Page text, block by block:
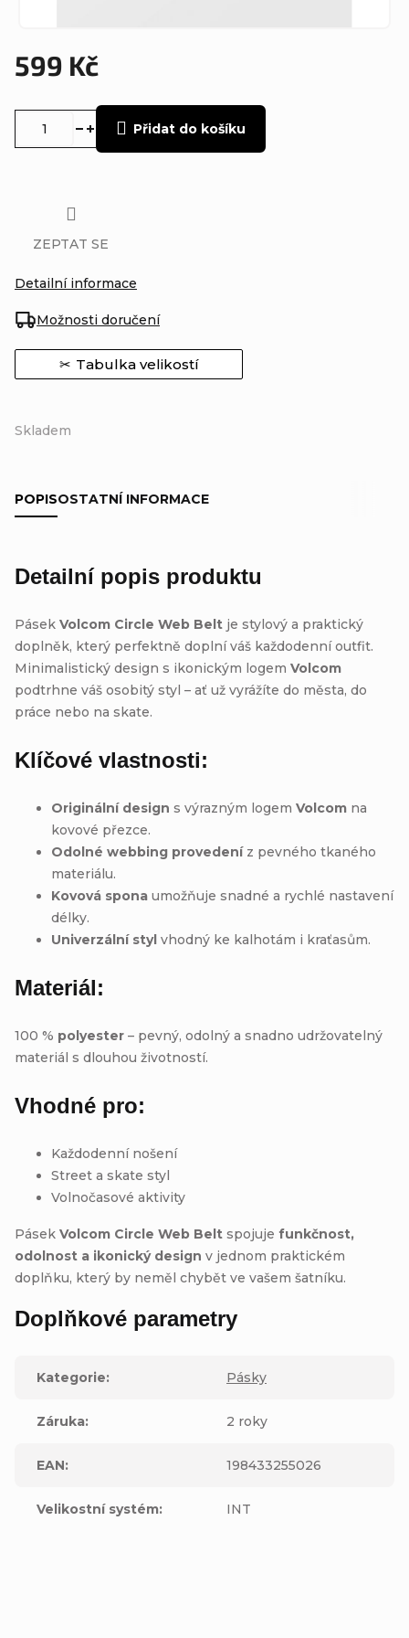
599 Kč
Skladem
Možnosti doručení
Tabulka velikostí
Přidat do košíku
Detailní informace
ZEPTAT SE
POPISOSTATNÍ INFORMACE
Detailní popis produktu
Pásek Volcom Circle Web Belt je stylový a praktický
doplněk, který perfektně doplní váš každodenní outfit.
Minimalistický design s ikonickým logem Volcom
podtrhne váš osobitý styl – ať už vyrážíte do města, do
práce nebo na skate.
Klíčové vlastnosti:
Originální design s výrazným logem Volcom na
kovové přezce.
Odolné webbing provedeníz pevného tkaného
materiálu.
Kovová spona umožňuje snadné a rychlé nastavení
délky.
Univerzální styl vhodný ke kalhotám i kraťasům.
Materiál:
100 % polyester – pevný, odolný a snadno udržovatelný
materiál s dlouhou životností.
Vhodné pro:
Každodenní nošení
Street a skate styl
Volnočasové aktivity
Pásek Volcom Circle Web Belt spojuje funkčnost,
odolnost a ikonický design v jednom praktickém
doplňku, který by neměl chybět ve vašem šatníku.
Doplňkové parametry
Kategorie: Pásky
Záruka: 2 roky
EAN: 198433255026
Velikostní systém: INT